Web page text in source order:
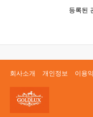
등록된
회사소개 개인정보 이용